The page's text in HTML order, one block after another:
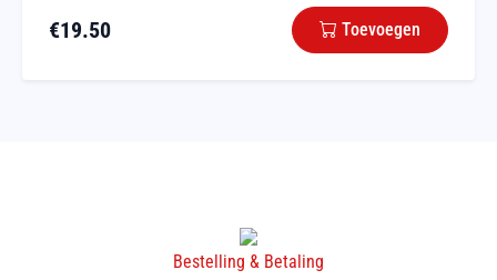
€19.50 Toevoegen
Bestelling & Betaling